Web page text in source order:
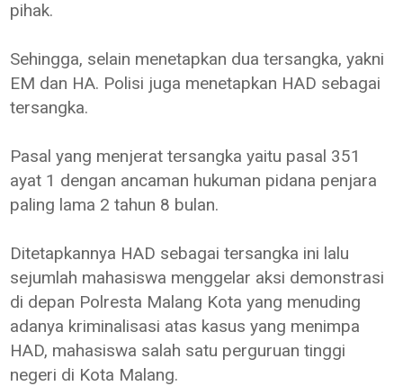
pihak.
Sehingga, selain menetapkan dua tersangka, yakni
EM dan HA. Polisi juga menetapkan HAD sebagai
tersangka.
Pasal yang menjerat tersangka yaitu pasal 351
ayat 1 dengan ancaman hukuman pidana penjara
paling lama 2 tahun 8 bulan.
Ditetapkannya HAD sebagai tersangka ini lalu
sejumlah mahasiswa menggelar aksi demonstrasi
di depan Polresta Malang Kota yang menuding
adanya kriminalisasi atas kasus yang menimpa
HAD, mahasiswa salah satu perguruan tinggi
negeri di Kota Malang.